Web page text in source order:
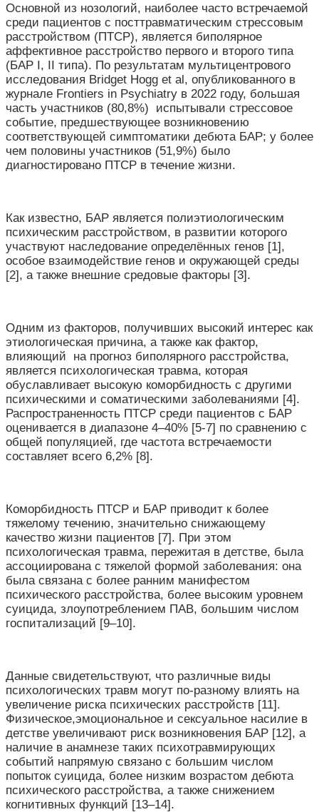
Основной из нозологий, наиболее часто встречаемой
среди пациентов с посттравматическим стрессовым
расстройством (ПТСР), является биполярное
аффективное расстройство первого и второго типа
(БАР I, II типа). По результатам мультицентрового
исследования Bridget Hogg et al, опубликованного в
журнале Frontiers in Psychiatry в 2022 году, большая
часть участников (80,8%) испытывали стрессовое
событие, предшествующее возникновению
соответствующей симптоматики дебюта БАР; у более
чем половины участников (51,9%) было
диагностировано ПТСР в течение жизни.
Как известно, БАР является полиэтиологическим
психическим расстройством, в развитии которого
участвуют наследование определённых генов [1],
особое взаимодействие генов и окружающей среды
[2], а также внешние средовые факторы [3].
Одним из факторов, получивших высокий интерес как
этиологическая причина, а также как фактор,
влияющий на прогноз биполярного расстройства,
является психологическая травма, которая
обуславливает высокую коморбидность с другими
психическими и соматическими заболеваниями [4].
Распространенность ПТСР среди пациентов с БАР
оценивается в диапазоне 4–40% [5-7] по сравнению с
общей популяцией, где частота встречаемости
составляет всего 6,2% [8].
Коморбидность ПТСР и БАР приводит к более
тяжелому течению, значительно снижающему
качество жизни пациентов [7]. При этом
психологическая травма, пережитая в детстве, была
ассоциирована с тяжелой формой заболевания: она
была связана с более ранним манифестом
психического расстройства, более высоким уровнем
суицида, злоупотреблением ПАВ, большим числом
госпитализаций [9–10].
Данные свидетельствуют, что различные виды
психологических травм могут по-разному влиять на
увеличение риска психических расстройств [11].
Физическое,эмоциональное и сексуальное насилие в
детстве увеличивают риск возникновения БАР [12], а
наличие в анамнезе таких психотравмирующих
событий напрямую связано с большим числом
попыток суицида, более низким возрастом дебюта
психического расстройства, а также снижением
когнитивных функций [13–14].